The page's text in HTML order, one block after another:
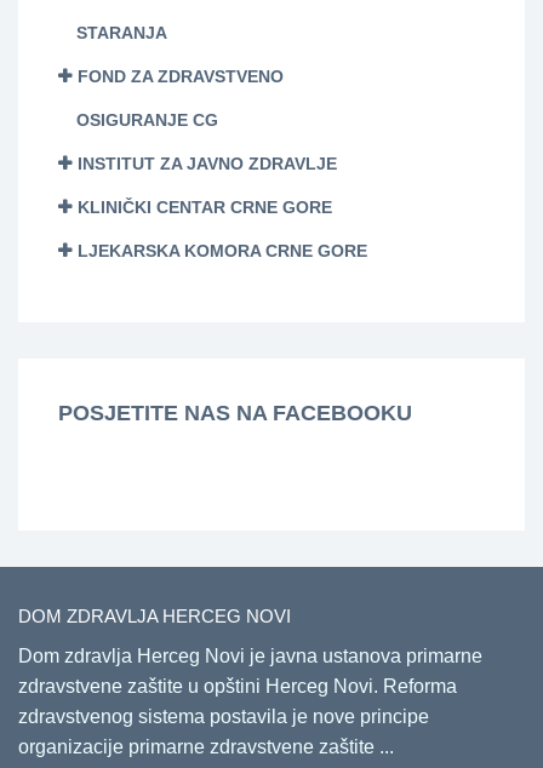
STARANJA
FOND ZA ZDRAVSTVENO
OSIGURANJE CG
INSTITUT ZA JAVNO ZDRAVLJE
KLINIČKI CENTAR CRNE GORE
LJEKARSKA KOMORA CRNE GORE
POSJETITE NAS NA FACEBOOKU
DOM ZDRAVLJA HERCEG NOVI
Dom zdravlja Herceg Novi je javna ustanova primarne
zdravstvene zaštite u opštini Herceg Novi. Reforma
zdravstvenog sistema postavila je nove principe
organizacije primarne zdravstvene zaštite ...